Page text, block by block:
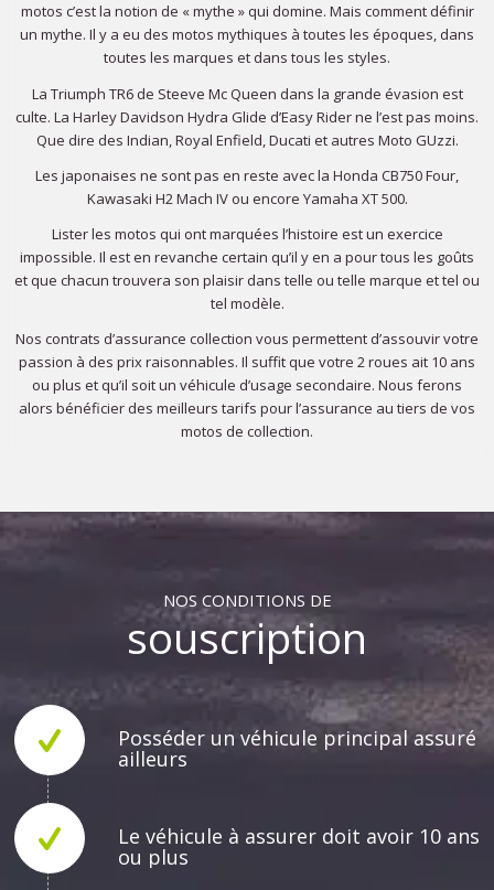
motos c’est la notion de « mythe » qui domine. Mais comment définir
un mythe. Il y a eu des motos mythiques à toutes les époques, dans
toutes les marques et dans tous les styles.
La Triumph TR6 de Steeve Mc Queen dans la grande évasion est
culte. La Harley Davidson Hydra Glide d’Easy Rider ne l’est pas moins.
Que dire des Indian, Royal Enfield, Ducati et autres Moto GUzzi.
Les japonaises ne sont pas en reste avec la Honda CB750 Four,
Kawasaki H2 Mach IV ou encore Yamaha XT 500.
Lister les motos qui ont marquées l’histoire est un exercice
impossible. Il est en revanche certain qu’il y en a pour tous les goûts
et que chacun trouvera son plaisir dans telle ou telle marque et tel ou
tel modèle.
Nos contrats d’assurance collection vous permettent d’assouvir votre
passion à des prix raisonnables. Il suffit que votre 2 roues ait 10 ans
ou plus et qu’il soit un véhicule d’usage secondaire. Nous ferons
alors bénéficier des meilleurs tarifs pour l’assurance au tiers de vos
motos de collection.
NOS CONDITIONS DE
souscription
Posséder un véhicule principal assuré
ailleurs
Le véhicule à assurer doit avoir 10 ans
ou plus